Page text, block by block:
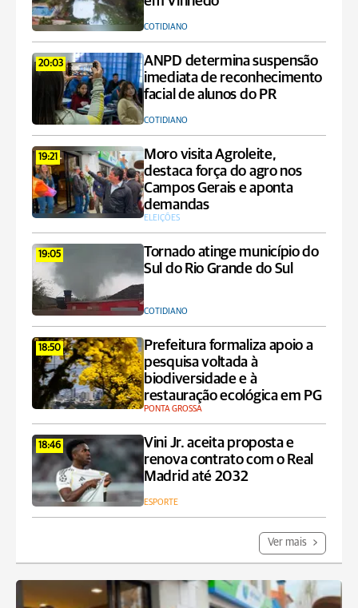
COTIDIANO
20:03
ANPD determina suspensão
imediata de reconhecimento
facial de alunos do PR
COTIDIANO
19:21
Moro visita Agroleite,
destaca força do agro nos
Campos Gerais e aponta
demandas
ELEIÇÕES
19:05
Tornado atinge município do
Sul do Rio Grande do Sul
COTIDIANO
18:50
Prefeitura formaliza apoio a
pesquisa voltada à
biodiversidade e à
restauração ecológica em PG
PONTA GROSSA
18:46
Vini Jr. aceita proposta e
renova contrato com o Real
Madrid até 2032
ESPORTE
Ver mais